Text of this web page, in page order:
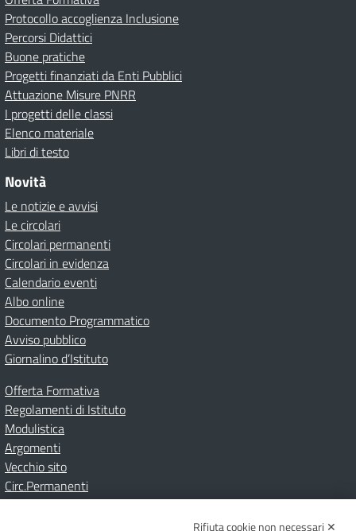
Protocollo accoglienza Inclusione
Percorsi Didattici
Buone pratiche
Progetti finanziati da Enti Pubblici
Attuazione Misure PNRR
I progetti delle classi
Elenco materiale
Libri di testo
Novità
Le notizie e avvisi
Le circolari
Circolari permanenti
Circolari in evidenza
Calendario eventi
Albo online
Documento Programmatico
Avviso pubblico
Giornalino d’Istituto
Offerta Formativa
Regolamenti di Istituto
Modulistica
Argomenti
Vecchio sito
Circ.Permanenti
Rifiuta cookie non necessari ✕